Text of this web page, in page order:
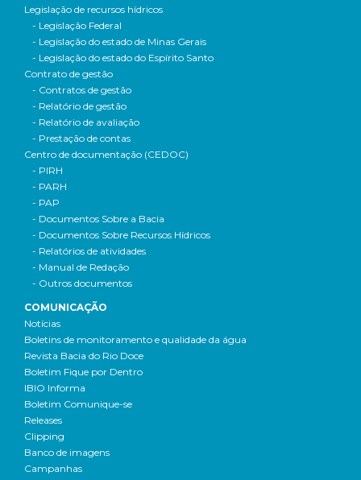
Legislação de recursos hídricos
- Legislação Federal
- Legislação do estado de Minas Gerais
- Legislação do estado do Espírito Santo
Contrato de gestão
- Contratos de gestão
- Relatório de gestão
- Relatório de avaliação
- Prestação de contas
Centro de documentação (CEDOC)
- PIRH
- PARH
- PAP
- Documentos Sobre a Bacia
- Documentos Sobre Recursos Hídricos
- Relatórios de atividades
- Manual de Redação
- Outros documentos
COMUNICAÇÃO
Notícias
Boletins de monitoramento e qualidade da água
Revista Bacia do Rio Doce
Boletim Fique por Dentro
IBIO Informa
Boletim Comunique-se
Releases
Clipping
Banco de imagens
Campanhas